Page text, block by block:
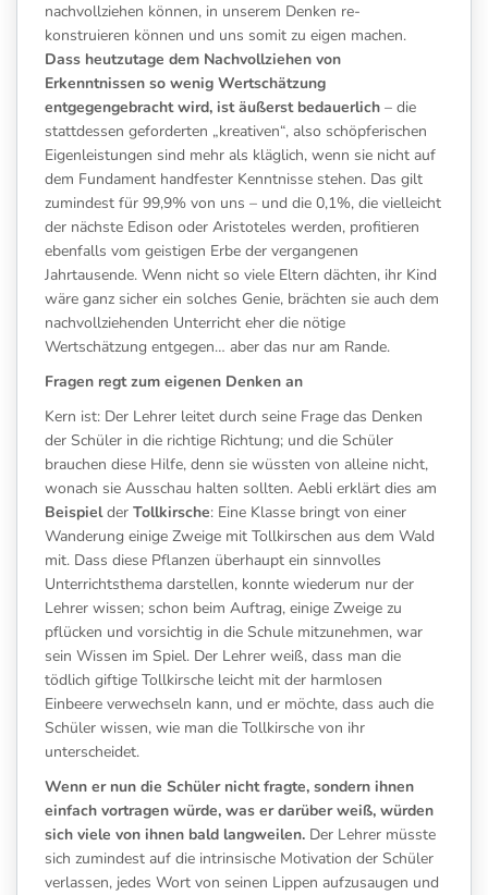
nachvollziehen können, in unserem Denken re-
konstruieren können und uns somit zu eigen machen.
Dass heutzutage dem Nachvollziehen von
Erkenntnissen so wenig Wertschätzung
entgegengebracht wird, ist äußerst bedauerlich – die
stattdessen geforderten „kreativen“, also schöpferischen
Eigenleistungen sind mehr als kläglich, wenn sie nicht auf
dem Fundament handfester Kenntnisse stehen. Das gilt
zumindest für 99,9% von uns – und die 0,1%, die vielleicht
der nächste Edison oder Aristoteles werden, profitieren
ebenfalls vom geistigen Erbe der vergangenen
Jahrtausende. Wenn nicht so viele Eltern dächten, ihr Kind
wäre ganz sicher ein solches Genie, brächten sie auch dem
nachvollziehenden Unterricht eher die nötige
Wertschätzung entgegen… aber das nur am Rande.
Fragen regt zum eigenen Denken an
Kern ist: Der Lehrer leitet durch seine Frage das Denken
der Schüler in die richtige Richtung; und die Schüler
brauchen diese Hilfe, denn sie wüssten von alleine nicht,
wonach sie Ausschau halten sollten. Aebli erklärt dies am
Beispielder Tollkirsche: Eine Klasse bringt von einer
Wanderung einige Zweige mit Tollkirschen aus dem Wald
mit. Dass diese Pflanzen überhaupt ein sinnvolles
Unterrichtsthema darstellen, konnte wiederum nur der
Lehrer wissen; schon beim Auftrag, einige Zweige zu
pflücken und vorsichtig in die Schule mitzunehmen, war
sein Wissen im Spiel. Der Lehrer weiß, dass man die
tödlich giftige Tollkirsche leicht mit der harmlosen
Einbeere verwechseln kann, und er möchte, dass auch die
Schüler wissen, wie man die Tollkirsche von ihr
unterscheidet.
Wenn er nun die Schüler nicht fragte, sondern ihnen
einfach vortragen würde, was er darüber weiß, würden
sich viele von ihnen bald langweilen. Der Lehrer müsste
sich zumindest auf die intrinsische Motivation der Schüler
verlassen, jedes Wort von seinen Lippen aufzusaugen und